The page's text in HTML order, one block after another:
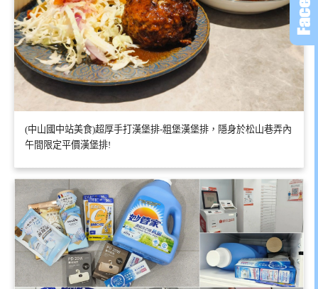
(中山國中站美食)超厚手打漢堡排-粗堡漢堡排，隱身於松山巷弄內
午間限定平價漢堡排!